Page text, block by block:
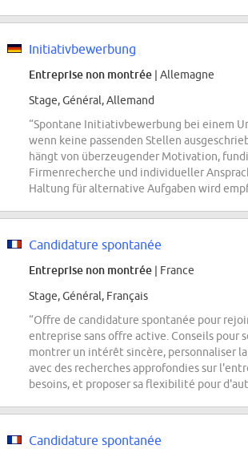
Initiativbewerbung
Entreprise non montrée | Allemagne
Stage, Général, Allemand
“Spontane Initiativbewerbung bei einem
wenn keine passenden Stellen
hängt von überzeugender Motivation,
Firmenrecherche und individueller
Haltung für alternative Aufgaben wird
Candidature spontanée
Entreprise non montrée | France
Stage, Général, Français
“Offre de candidature spontanée pour
entreprise sans offre active. Conseils pour
montrer un intérêt sincère, personnaliser
avec des recherches approfondies sur
besoins, et proposer sa flexibilité pour
Candidature spontanée